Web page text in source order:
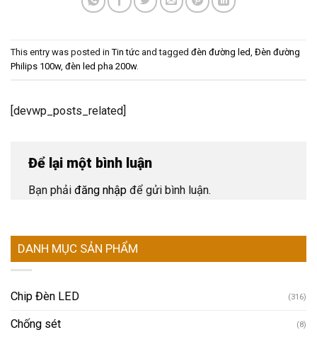
This entry was posted inTin tức and tagged đèn đường led Đèn đường
Philips 100w, đèn led pha 200w.
[devwp_posts_related]
Để lại một bình luận
Bạn phải đăng nhập để gửi bình luận.
DANH MỤC SẢN PHẨM
Chip Đèn LED (316)
Chống sét (8)